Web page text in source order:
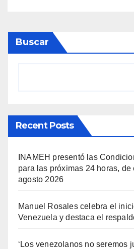
Buscar
Recent Posts
INAMEH presentó las
para las próximas 24 horas, de
agosto 2026
Manuel Rosales celebra el
Venezuela y destaca el
‘Los venezolanos no seremos